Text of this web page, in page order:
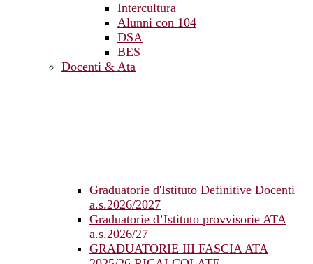
Intercultura
Alunni con 104
DSA
BES
Docenti & Ata
Graduatorie d'Istituto Definitive Docenti
a.s.2026/2027
Graduatorie d’Istituto provvisorie ATA
a.s.2026/27
GRADUATORIE III FASCIA ATA